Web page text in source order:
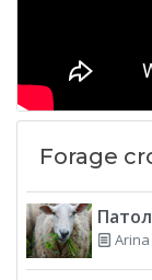
Forage
Arina